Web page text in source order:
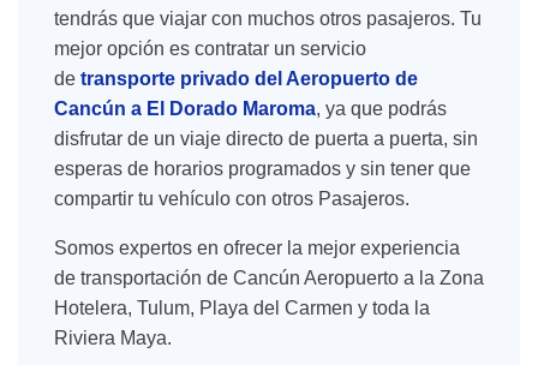
tendrás que viajar con muchos otros pasajeros. Tu
mejor opción es contratar un servicio
de transporte privado del Aeropuerto de
Cancún a El Dorado Maroma, ya que podrás
disfrutar de un viaje directo de puerta a puerta, sin
esperas de horarios programados y sin tener que
compartir tu vehículo con otros Pasajeros.
Somos expertos en ofrecer la mejor experiencia
de transportación de Cancún Aeropuerto a la Zona
Hotelera, Tulum, Playa del Carmen y toda la
Riviera Maya.